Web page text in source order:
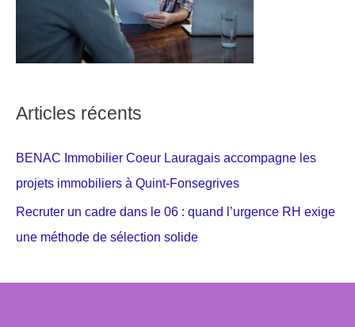
Articles récents
BENAC Immobilier Coeur Lauragais accompagne les
projets immobiliers à Quint-Fonsegrives
Recruter un cadre dans le 06 : quand l’urgence RH exige
une méthode de sélection solide